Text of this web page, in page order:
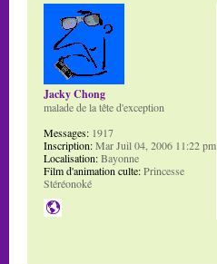
Jacky Chong
malade de la tête d'exception
Messages: 1917
Inscription:Mar Juil 04, 2006 11:22 pm
Localisation:Bayonne
Film d'animation culte:Princesse
Stéréonoké